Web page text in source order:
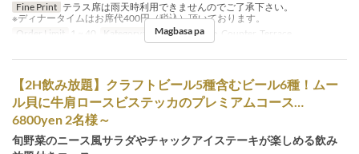
Fine Print テラス席は雨天時利用できませんのでご了承下さい。
※ディナータイムはお席代400円（税込）頂いております。
Order Limit
1 ~ 40 Kategorya ng Upuan Table, Counter, Terrace
Magbasa pa
【2H飲み放題】クラフトビール5種含むビール6種！ムー
ル貝に牛肩ロースビステッカのプレミアムコース…
6800yen 2名様～
旬野菜のニース風サラダやチャックアイステーキが楽しめる飲み